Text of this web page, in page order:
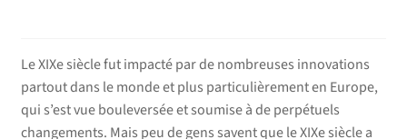
enfant
Le XIXe siècle fut impacté par de nombreuses innovations
partout dans le monde et plus particulièrement en Europe,
qui s’est vue bouleversée et soumise à de perpétuels
changements. Mais peu de gens savent que le XIXe siècle a